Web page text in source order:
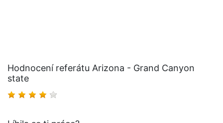
Hodnocení referátu Arizona - Grand Canyon
state